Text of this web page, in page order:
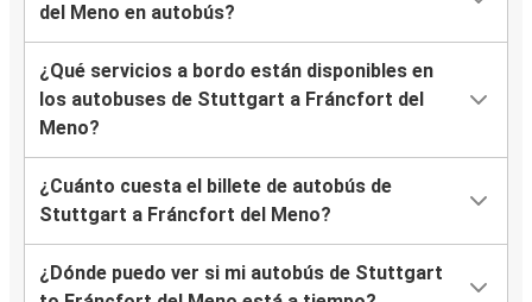
del Meno en autobús?
¿Qué servicios a bordo están disponibles en
los autobuses de Stuttgart a Fráncfort del
Meno?
¿Cuánto cuesta el billete de autobús de
Stuttgart a Fráncfort del Meno?
¿Dónde puedo ver si mi autobús de Stuttgart